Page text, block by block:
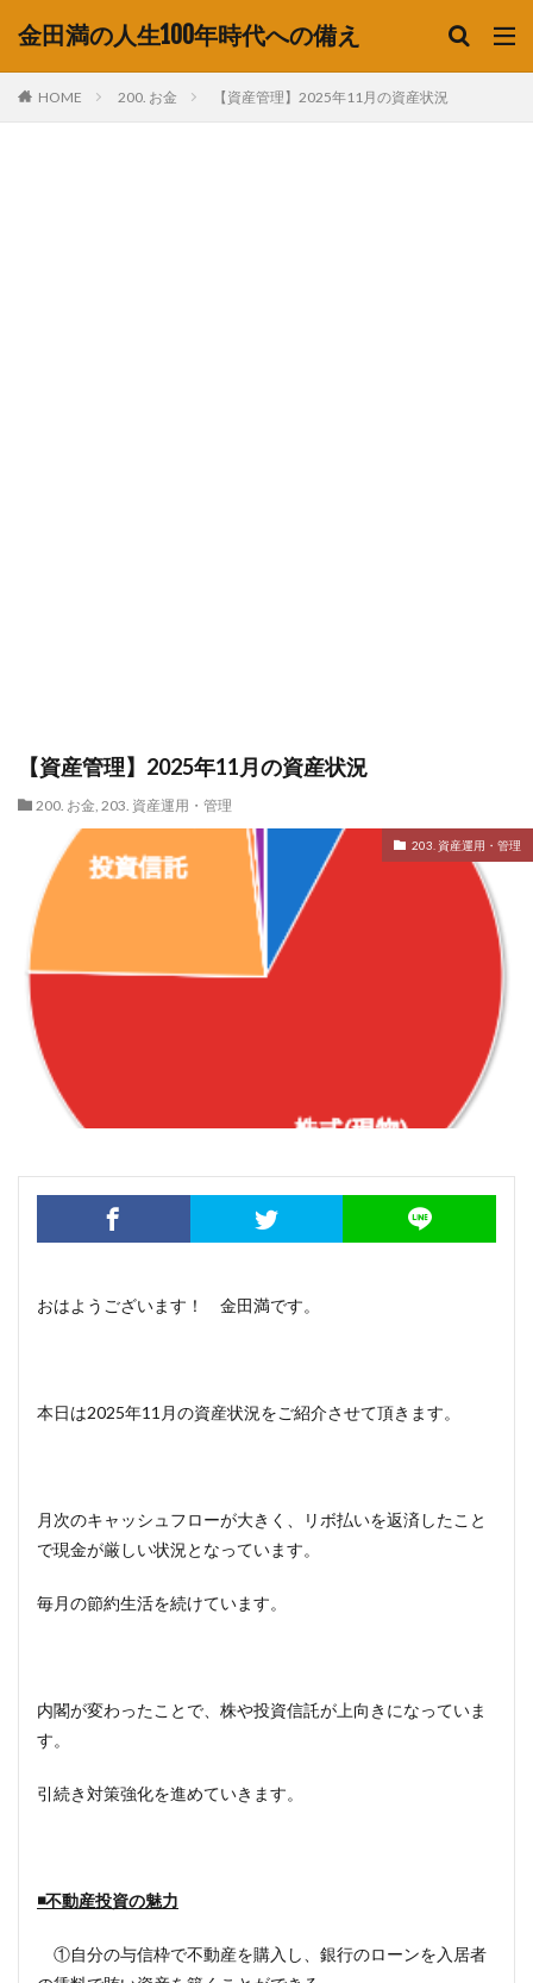
金田満の人生100年時代への備え
HOME 200. お金 【資産管理】2025年11月の資産状況
【資産管理】2025年11月の資産状況
200. お金, 203. 資産運用・管理
203. 資産運用・管理
おはようございます！ 金田満です。
本日は2025年11月の資産状況をご紹介させて頂きます。
月次のキャッシュフローが大きく、リボ払いを返済したこと
で現金が厳しい状況となっています。
毎月の節約生活を続けています。
内閣が変わったことで、株や投資信託が上向きになっていま
す。
引続き対策強化を進めていきます。
◾️不動産投資の魅力
①自分の与信枠で不動産を購入し、銀行のローンを入居者